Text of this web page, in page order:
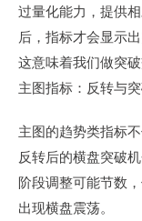
过量化能力，提供
后，指标才会显示
这意味着我们做突
主图指标：反转与
主图的趋势类指标
反转后的横盘突破
阶段调整可能节数
出现横盘震荡。